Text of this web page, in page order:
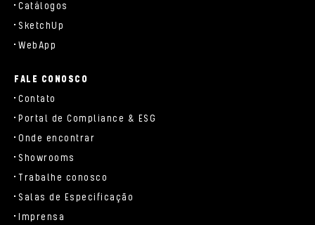
Catálogos
SketchUp
WebApp
FALE CONOSCO
Contato
Portal de Compliance & ESG
Onde encontrar
Showrooms
Trabalhe conosco
Salas de Especificação
Imprensa